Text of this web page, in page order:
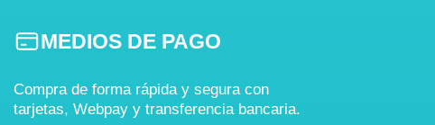
MEDIOS DE PAGO
Compra de forma rápida y segura con
tarjetas, Webpay y transferencia bancaria.